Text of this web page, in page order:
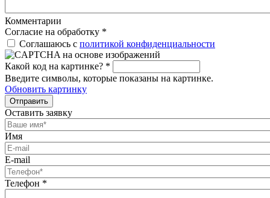
Комментарии
Согласие на обработку *
Соглашаюсь с политикой конфиденциальности
Какой код на картинке? *
Введите символы, которые показаны на картинке.
Обновить картинку
Отправить
Оставить заявку
Имя
E-mail
Телефон *